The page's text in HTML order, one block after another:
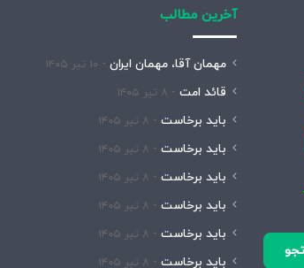
آخرین مطالب
مهمان آقا، مهمان ایران ۱۰ تیر ۱۴۰۵
قائد امت ۸ تیر ۱۴۰۵
باید برخاست ۸ تیر ۱۴۰۵
باید برخاست ۸ تیر ۱۴۰۵
باید برخاست ۸ تیر ۱۴۰۵
باید برخاست ۸ تیر ۱۴۰۵
باید برخاست ۸ تیر ۱۴۰۵
باید برخاست ۸ تیر ۱۴۰۵